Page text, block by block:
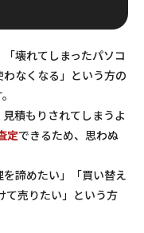
壊れてしまったパソコ
なくなる」という方の
積もりされてしまうよ
定できるため、思わぬ
を諦めたい」「買い替え
て売りたい」という方